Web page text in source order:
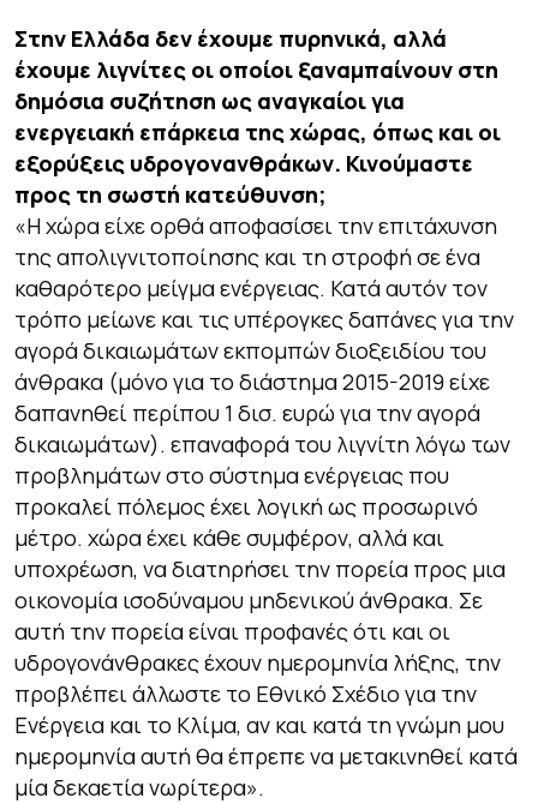
Στην Ελλάδα δεν έχουμε πυρηνικά, αλλά
έχουμε λιγνίτες οι οποίοι ξαναμπαίνουν στη
δημόσια συζήτηση ως αναγκαίοι για
ενεργειακή επάρκεια της χώρας, όπως και οι
εξορύξεις υδρογονανθράκων. Κινούμαστε
προς τη σωστή κατεύθυνση;
«Η χώρα είχε ορθά αποφασίσει την επιτάχυνση
της απολιγνιτοποίησης και τη στροφή σε ένα
καθαρότερο μείγμα ενέργειας. Κατά αυτόν τον
τρόπο μείωνε και τις υπέρογκες δαπάνες για την
αγορά δικαιωμάτων εκπομπών διοξειδίου του
άνθρακα (μόνο για το διάστημα 2015-2019 είχε
δαπανηθεί περίπου 1 δισ. ευρώ για την αγορά
δικαιωμάτων). επαναφορά του λιγνίτη λόγω των
προβλημάτων στο σύστημα ενέργειας που
προκαλεί πόλεμος έχει λογική ως προσωρινό
μέτρο. χώρα έχει κάθε συμφέρον, αλλά και
υποχρέωση, να διατηρήσει την πορεία προς μια
οικονομία ισοδύναμου μηδενικού άνθρακα. Σε
αυτή την πορεία είναι προφανές ότι και οι
υδρογονάνθρακες έχουν ημερομηνία λήξης, την
προβλέπει άλλωστε το Εθνικό Σχέδιο για την
Ενέργεια και το Κλίμα, αν και κατά τη γνώμη μου
ημερομηνία αυτή θα έπρεπε να μετακινηθεί κατά
μία δεκαετία νωρίτερα».